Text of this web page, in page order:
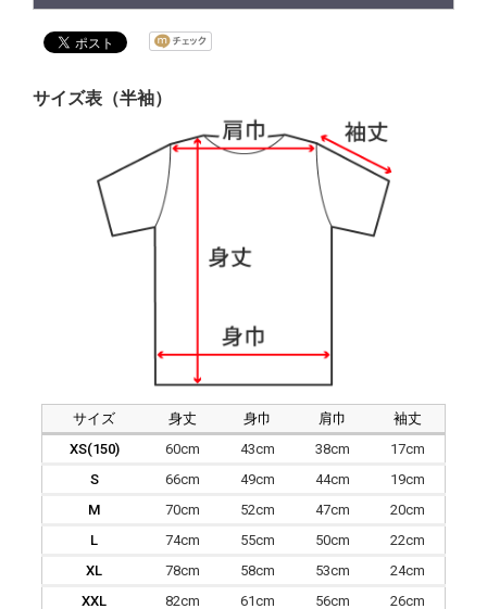
サイズ表（半袖）
サイズ 身丈 身巾 肩巾
袖丈
XS(150)
60cm 43cm 38cm
17cm
S
66cm 49cm 44cm
19cm
M
70cm 52cm 47cm
20cm
L
74cm 55cm 50cm
22cm
XL
78cm 58cm 53cm
24cm
XXL
82cm 61cm 56cm 26cm